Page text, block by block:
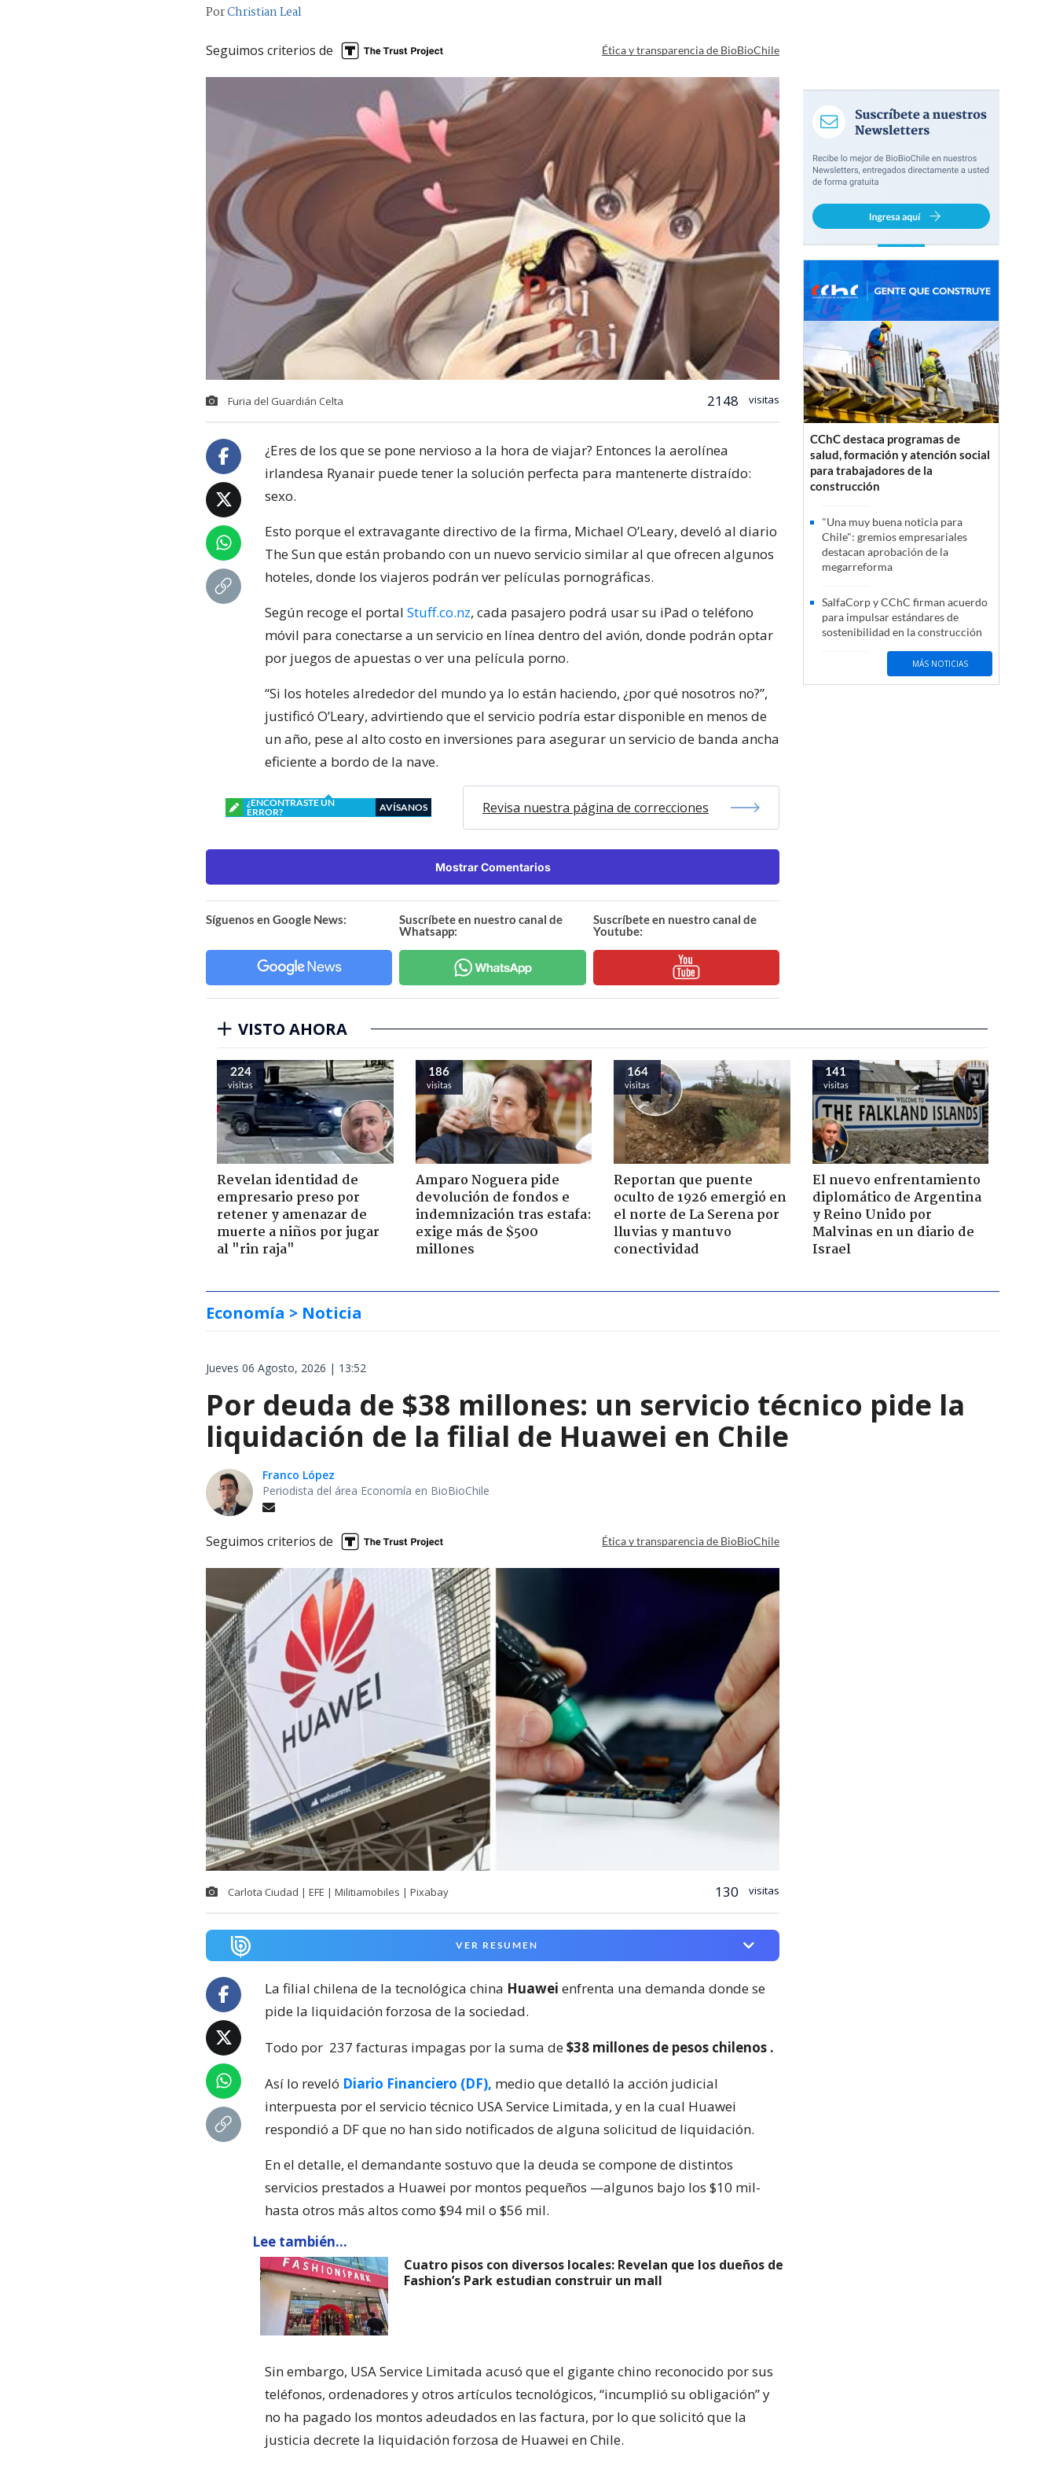
PorChristian Leal
Seguimos criterios de Ética y transparencia de BioBioChile
Furia del Guardián Celta 2148 visitas
¿Eres de los que se pone nervioso a la hora de viajar? Entonces la aerolínea
irlandesa Ryanair puede tener la solución perfecta para mantenerte distraído:
sexo.
Esto porque el extravagante directivo de la firma, Michael O’Leary, develó al diario
The Sun que están probando con un nuevo servicio similar al que ofrecen algunos
hoteles, donde los viajeros podrán ver películas pornográficas.
Según recoge el portal Stuff.co.nz, cada pasajero podrá usar su iPad o teléfono
móvil para conectarse a un servicio en línea dentro del avión, donde podrán optar
por juegos de apuestas o ver una película porno.
“Si los hoteles alrededor del mundo ya lo están haciendo, ¿por qué nosotros no?”,
justificó O’Leary, advirtiendo que el servicio podría estar disponible en menos de
un año, pese al alto costo en inversiones para asegurar un servicio de banda ancha
eficiente a bordo de la nave.
¿ENCONTRASTE UN
ERROR?
AVÍSANOS Revisa nuestra página de correcciones
Mostrar Comentarios
Síguenos en Google News:
Suscríbete en nuestro canal de
Whatsapp:
Suscríbete en nuestro canal de
Youtube:
CChC destaca programas de
salud, formación y atención social
para trabajadores de la
construcción
"Una muy buena noticia para
Chile": gremios empresariales
destacan aprobación de la
megarreforma
SalfaCorp y CChC firman acuerdo
para impulsar estándares de
sostenibilidad en la construcción
MÁS NOTICIAS
VISTO AHORA
224
visitas
Revelan identidad de
empresario preso por
retener y amenazar de
muerte a niños por jugar
al "rin raja"
186
visitas
Amparo Noguera pide
devolución de fondos e
indemnización tras estafa:
exige más de $500
millones
164
visitas
Reportan que puente
oculto de 1926 emergió en
el norte de La Serena por
lluvias y mantuvo
conectividad
141
visitas
El nuevo enfrentamiento
diplomático de Argentina
y Reino Unido por
Malvinas en un diario de
Israel
Economía > Noticia
Jueves 06 Agosto, 2026 | 13:52
Por deuda de $38 millones: un servicio técnico pide la
liquidación de la filial de Huawei en Chile
Franco López
Periodista del área Economía en BioBioChile
Seguimos criterios de Ética y transparencia de BioBioChile
Carlota Ciudad | EFE | Militiamobiles | Pixabay 130 visitas
VER RESUMEN
La filial chilena de la tecnológica china Huawei enfrenta una demanda donde se
pide la liquidación forzosa de la sociedad.
Todo por 237 facturas impagas por la suma de$38 millones de pesos chilenos .
Así lo reveló Diario Financiero (DF), medio que detalló la acción judicial
interpuesta por el servicio técnico USA Service Limitada, y en la cual Huawei
respondió a DF que no han sido notificados de alguna solicitud de liquidación.
En el detalle, el demandante sostuvo que la deuda se compone de distintos
servicios prestados a Huawei por montos pequeños —algunos bajo los $10 mil-
hasta otros más altos como $94 mil o $56 mil.
Lee también...
Cuatro pisos con diversos locales: Revelan que los dueños de
Fashion’s Park estudian construir un mall
Sin embargo, USA Service Limitada acusó que el gigante chino reconocido por sus
teléfonos, ordenadores y otros artículos tecnológicos, “incumplió su obligación” y
no ha pagado los montos adeudados en las factura, por lo que solicitó que la
justicia decrete la liquidación forzosa de Huawei en Chile.